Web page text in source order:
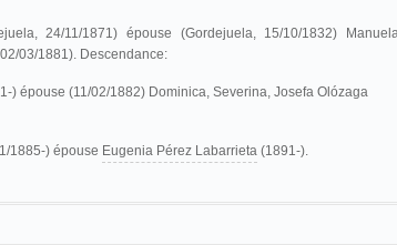
24/11/1871) épouse (Gordejuela, 15/10/1832)
03/1881). Descendance:
) épouse (11/02/1882) Dominica, Severina, Josefa Olózaga
1885-) épouse Eugenia Pérez Labarrieta (1891-).